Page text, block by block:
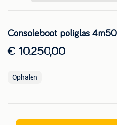
Consoleboot poliglas 4m50
€ 10.250,00
Ophalen